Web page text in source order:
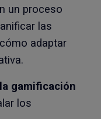
un proceso
las
adaptar
gamificación
los